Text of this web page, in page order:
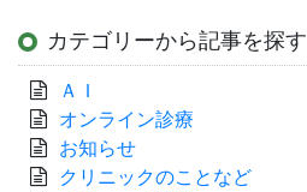
カテゴリーから記事を探す
ＡＩ
オンライン診療
お知らせ
クリニックのことなど